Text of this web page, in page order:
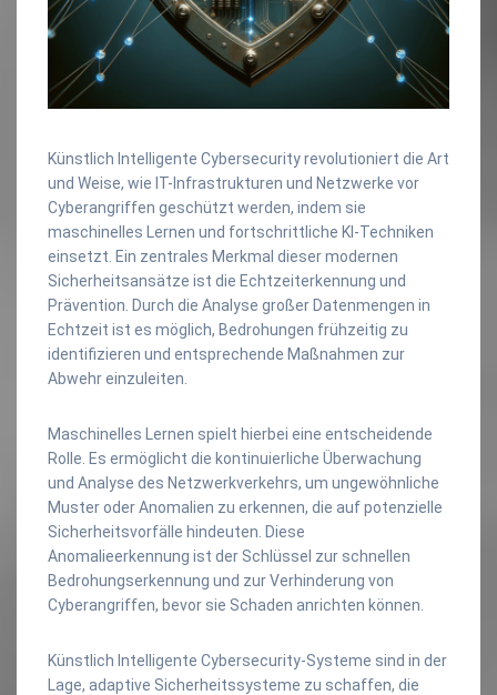
Künstlich Intelligente Cybersecurity revolutioniert die Art
und Weise, wie IT-Infrastrukturen und Netzwerke vor
Cyberangriffen geschützt werden, indem sie
maschinelles Lernen und fortschrittliche KI-Techniken
einsetzt. Ein zentrales Merkmal dieser modernen
Sicherheitsansätze ist die Echtzeiterkennung und
Prävention. Durch die Analyse großer Datenmengen in
Echtzeit ist es möglich, Bedrohungen frühzeitig zu
identifizieren und entsprechende Maßnahmen zur
Abwehr einzuleiten.
Maschinelles Lernen spielt hierbei eine entscheidende
Rolle. Es ermöglicht die kontinuierliche Überwachung
und Analyse des Netzwerkverkehrs, um ungewöhnliche
Muster oder Anomalien zu erkennen, die auf potenzielle
Sicherheitsvorfälle hindeuten. Diese
Anomalieerkennung ist der Schlüssel zur schnellen
Bedrohungserkennung und zur Verhinderung von
Cyberangriffen, bevor sie Schaden anrichten können.
Künstlich Intelligente Cybersecurity-Systeme sind in der
Lage, adaptive Sicherheitssysteme zu schaffen, die